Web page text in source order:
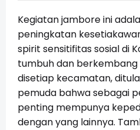
Kegiatan jambore ini
peningkatan
spirit sensitifitas sosial di
tumbuh dan
disetiap kecamatan,
pemuda bahwa sebagai
penting mempunya
dengan yang lainnya.